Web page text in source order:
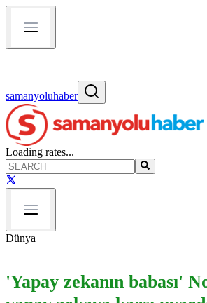
samanyoluhaber
Loading rates...
Dünya
'Yapay zekanın babası'